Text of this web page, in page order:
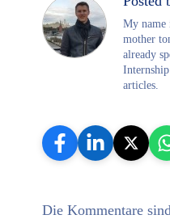
My name
mother
already
articles.
Die Kommentare